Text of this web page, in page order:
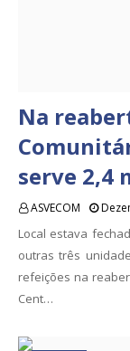
Na
serve 2,4
ASVECOM
Local estava
outras três
refeições na
Cent…